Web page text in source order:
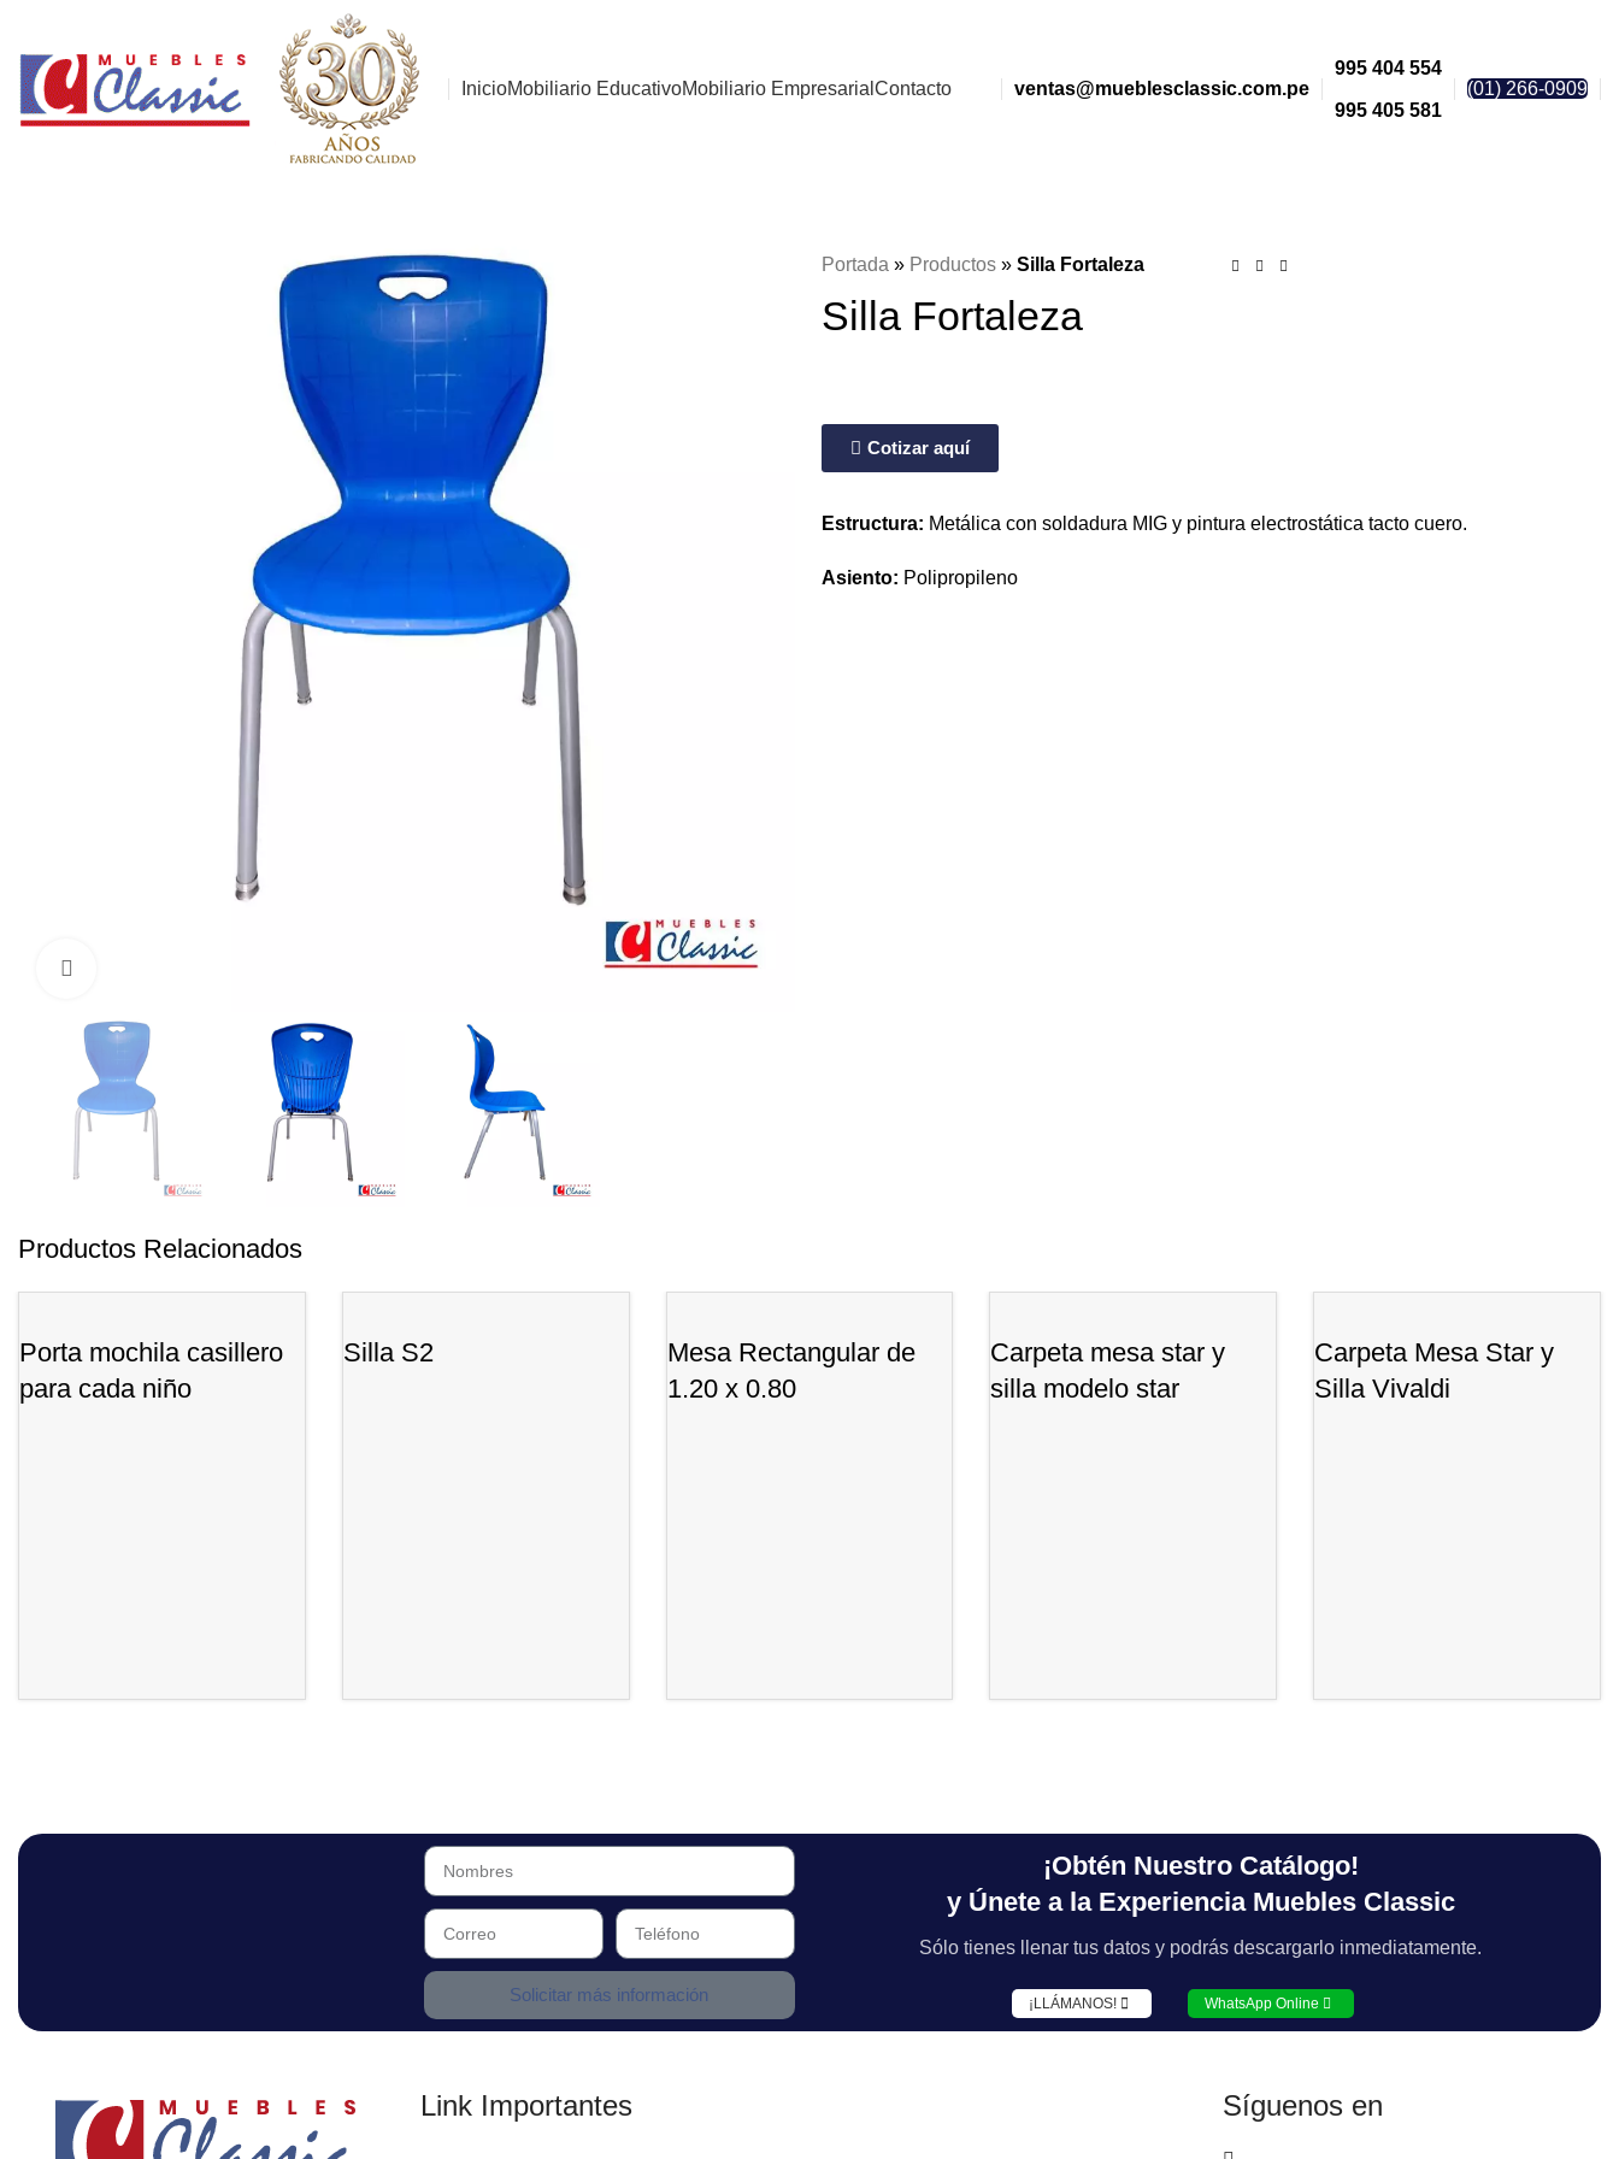
InicioMobiliario EducativoMobiliario Empresarial Contacto ventas@mueblesclassic.com.pe
995 404 554
995 405 581
(01) 266-0909
Portada » Productos » Silla Fortaleza
Silla Fortaleza
Cotizar aquí
Estructura: Metálica con soldadura MIG y pintura electrostática tacto cuero.
Asiento: Polipropileno
Productos Relacionados
Porta mochila casillero
para cada niño
Silla S2
Mesa Rectangular de
1.20 x 0.80
Carpeta mesa star y
silla modelo star
Carpeta Mesa Star y
Silla Vivaldi
Solicitar más información
¡Obtén Nuestro Catálogo!
y Únete a la Experiencia Muebles Classic
Sólo tienes llenar tus datos y podrás descargarlo inmediatamente.
¡LLÁMANOS! WhatsApp Online
Link Importantes Síguenos en